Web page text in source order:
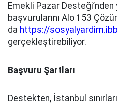
Emekli Pazar
başvurularını Alo 153
da https://
gerçekleştirebiliyor.
Başvuru Şartları
Destekten, İstanbul